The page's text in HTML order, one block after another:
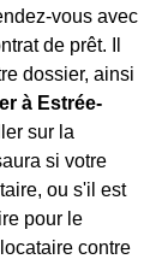
vous avec
de prêt. Il
dossier, ainsi
à Estrée-
sur la
si votre
ou s'il est
pour le
contre